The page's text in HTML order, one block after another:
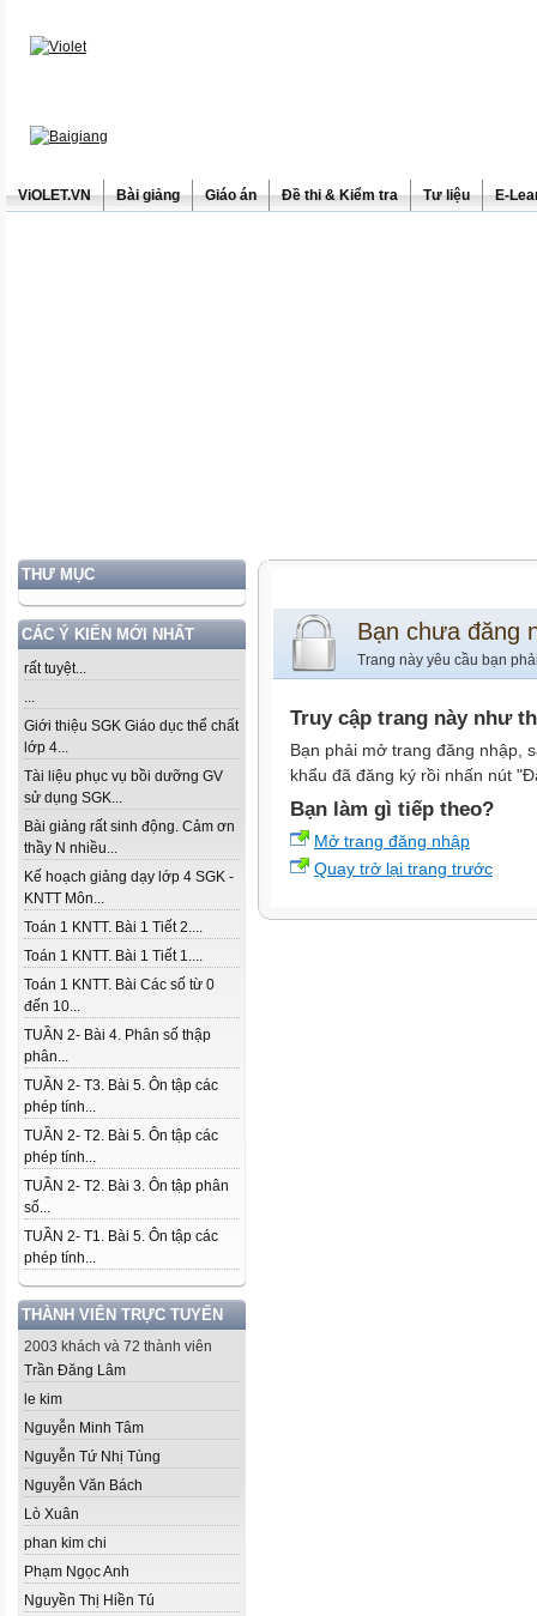
ViOLET.VN Bài giảng Giáo án Đề thi & Kiểm tra Tư liệu E-
THƯ MỤC
CÁC Ý KIẾN MỚI NHẤT
rất tuyệt...
...
Giới thiệu SGK Giáo dục thể chất
lớp 4...
Tài liệu phục vụ bồi dưỡng GV
sử dụng SGK...
Bài giảng rất sinh động. Cảm ơn
thầy N nhiều...
Kế hoạch giảng dạy lớp 4 SGK -
KNTT Môn...
Toán 1 KNTT. Bài 1 Tiết 2....
Toán 1 KNTT. Bài 1 Tiết 1....
Toán 1 KNTT. Bài Các số từ 0
đến 10...
TUẦN 2- Bài 4. Phân số thập
phân...
TUẦN 2- T3. Bài 5. Ôn tập các
phép tính...
TUẦN 2- T2. Bài 5. Ôn tập các
phép tính...
TUẦN 2- T2. Bài 3. Ôn tập phân
số...
TUẦN 2- T1. Bài 5. Ôn tập các
phép tính...
THÀNH VIÊN TRỰC TUYẾN
2003 khách và 72 thành viên
Trần Đăng Lâm
le kim
Nguyễn Minh Tâm
Nguyễn Tứ Nhị Tùng
Nguyễn Văn Bách
Lò Xuân
phan kim chi
Phạm Ngọc Anh
Nguyền Thị Hiền Tú
Bạn chưa đăng
Trang này yêu cầu bạn
Truy cập trang này như
Bạn phải mở trang đăng nhập,
khẩu đã đăng ký rồi nhấn nút
Bạn làm gì tiếp theo?
Mở trang đăng nhập
Quay trở lại trang trước